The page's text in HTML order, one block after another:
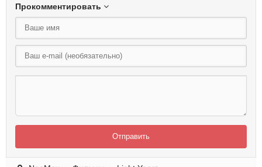
Прокомментировать
Отправить